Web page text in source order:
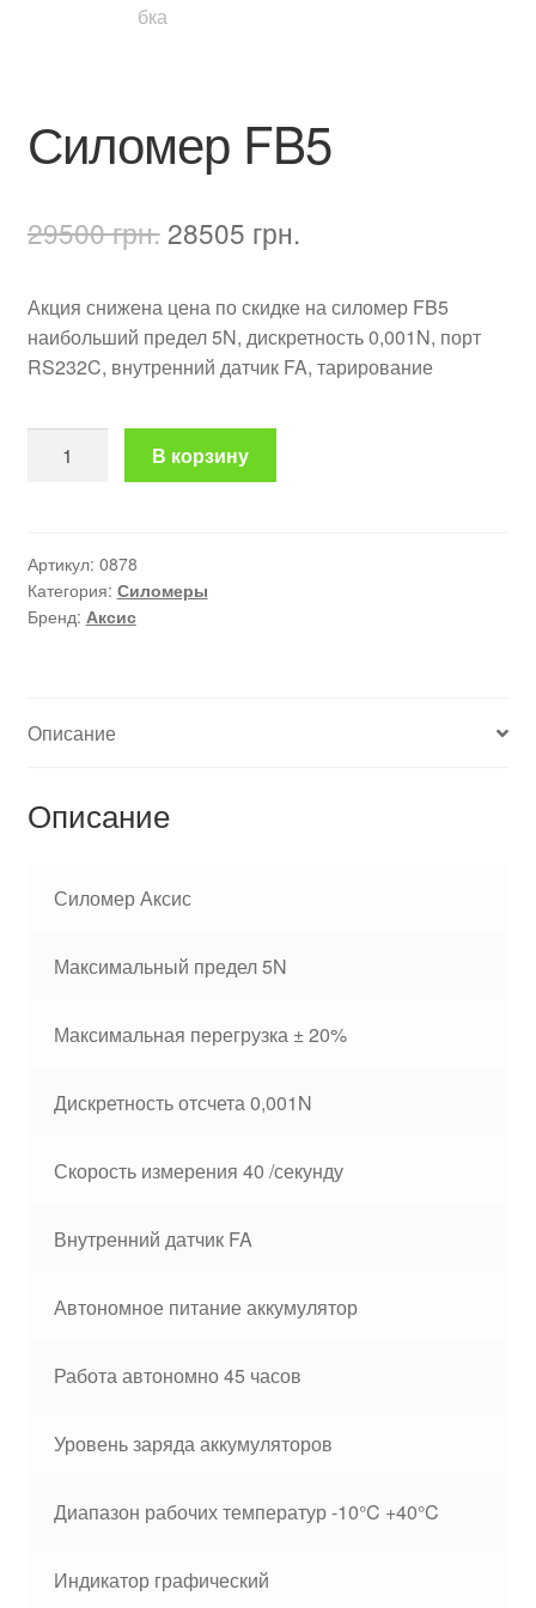
Силомер FB5
29500грн. Первоначальная
составляла
29500 грн..
28505 грн.
28505 грн..
Акция снижена цена по скидке на силомер FB5
наибольший предел 5N, дискретность 0,001N, порт
RS232C, внутренний датчик FA, тарирование
товара
В корзину
Артикул: 0878
Категория: Силомеры
Бренд: Аксис
Описание
Описание
Силомер Аксис
Максимальный предел 5N
Максимальная перегрузка ± 20%
Дискретность отсчета 0,001N
Скорость измерения 40 /секунду
Внутренний датчик FA
Автономное питание аккумулятор
Работа автономно 45 часов
Уровень заряда аккумуляторов
Диапазон рабочих температур -10°C +40°C
Индикатор графический